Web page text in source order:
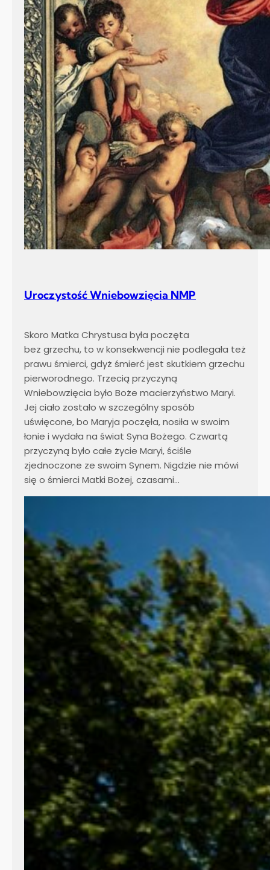
Uroczystość Wniebowzięcia NMP
Skoro Matka Chrystusa była poczęta
bez grzechu, to w konsekwencji nie podlegała też
prawu śmierci, gdyż śmierć jest skutkiem grzechu
pierworodnego. Trzecią przyczyną
Wniebowzięcia było Boże macierzyństwo Maryi.
Jej ciało zostało w szczególny sposób
uświęcone, bo Maryja poczęła, nosiła w swoim
łonie i wydała na świat Syna Bożego. Czwartą
przyczyną było całe życie Maryi, ściśle
zjednoczone ze swoim Synem. Nigdzie nie mówi
się o śmierci Matki Bożej, czasami…